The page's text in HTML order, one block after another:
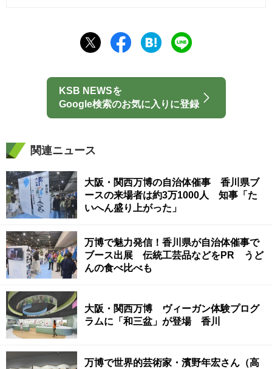
KSB NEWSを
Google検索のお気に入りに登録
関連ニュース
大阪・関西万博の自治体催事 香川県ブ
ースの来場者は約3万1000人 知事「た
いへん盛り上がった」
万博で魅力発信！香川県が自治体催事で
ブース出展 伝統工芸品などをPR うど
んの食べ比べも
大阪・関西万博 ヴィーガン体験プログ
ラムに「和三盆」が登場 香川
万博で世界的芸術家・濱野年宏さん（高